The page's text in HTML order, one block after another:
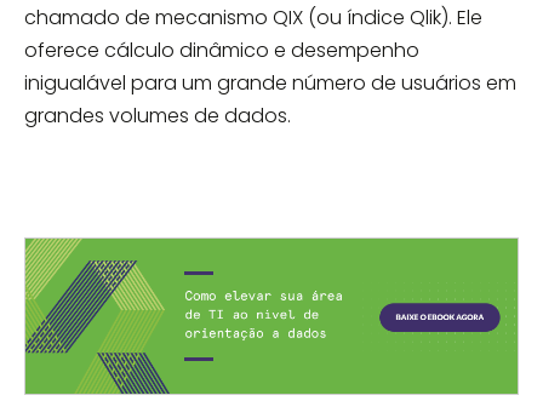
chamado de mecanismo QIX (ou índice Qlik). Ele
oferece cálculo dinâmico e desempenho
inigualável ​​para um grande número de usuários em
grandes volumes de dados.